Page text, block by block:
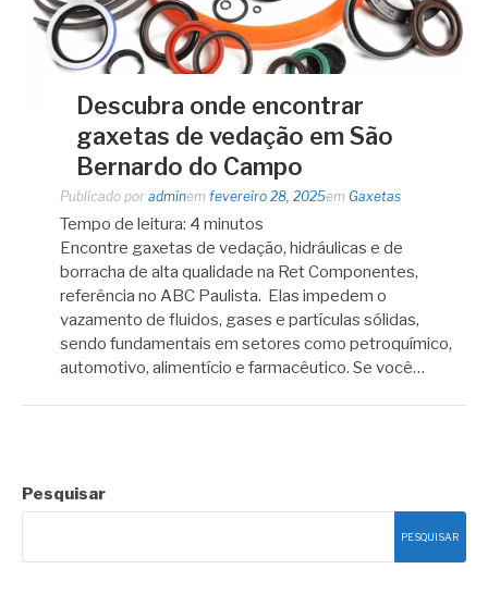
Descubra onde encontrar
gaxetas de vedação em São
Bernardo do Campo
Publicado por adminem fevereiro 28, 2025em Gaxetas
Tempo de leitura: 4 minutos
Encontre gaxetas de vedação, hidráulicas e de
borracha de alta qualidade na Ret Componentes,
referência no ABC Paulista. Elas impedem o
vazamento de fluidos, gases e partículas sólidas,
sendo fundamentais em setores como petroquímico,
automotivo, alimentício e farmacêutico. Se você…
Pesquisar
PESQUISAR